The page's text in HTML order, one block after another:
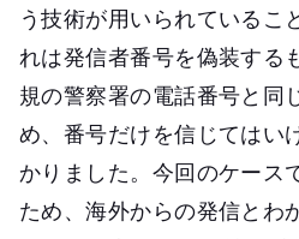
う技術が用いられているこ
れは発信者番号を偽装する
規の警察署の電話番号と同
め、番号だけを信じてはい
かりました。今回のケース
ため、海外からの発信とわ